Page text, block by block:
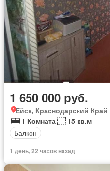
1 650 000 руб.
Ейск, Краснодарский Край
1 Комната
15 кв.м
Балкон
1 день, 22 часов назад